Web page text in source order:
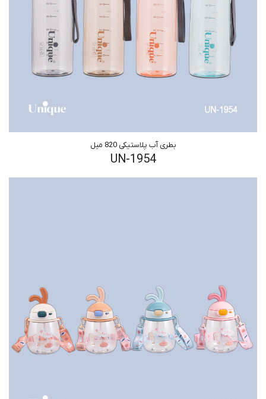
بطری آب پلاستیکی 820 میل
UN-1954